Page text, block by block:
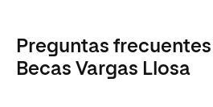
Preguntas
Becas Vargas Llosa